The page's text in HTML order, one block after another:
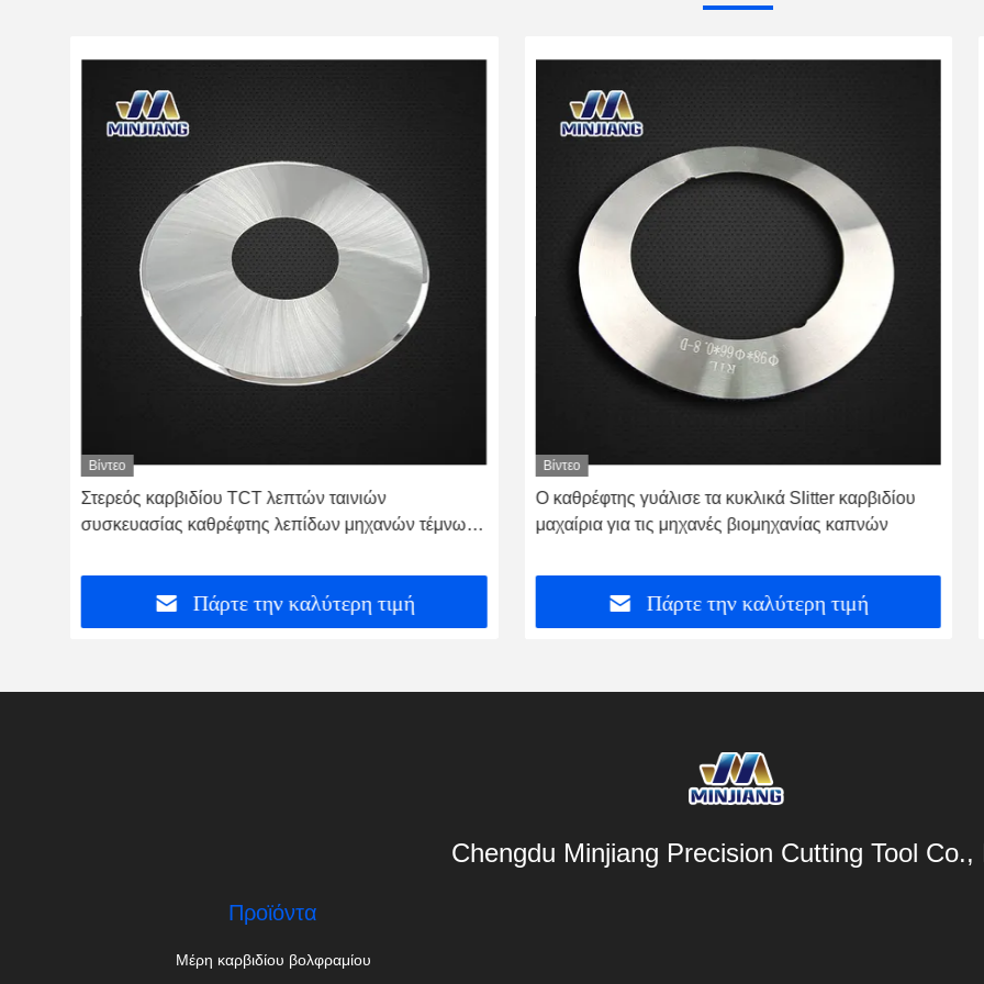
Βίντεο
Στερεός καρβιδίου TCT λεπτών ταινιών
συσκευασίας καθρέφτης λεπίδων μηχανών τέμνων
Πάρτε την καλύτερη τιμή
Βίντεο
Ο καθρέφτης γυάλισε τα κυκλικά Slitter καρβιδίου
μαχαίρια για τις μηχανές βιομηχανίας καπνών
Πάρτε την καλύτερη τιμή
Chengdu Minjiang Precision Cutting Tool Co.,
Προϊόντα
Μέρη καρβιδίου βολφραμίου